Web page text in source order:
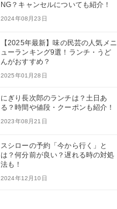
NG？キャンセルについても紹介！
2024年08月23日
【2025年最新】味の民芸の人気メニ
ューランキング9選！ランチ・うど
んがおすすめ？
2025年01月28日
にぎり長次郎のランチは？土日あ
る？時間や値段・クーポンも紹介！
2023年08月21日
スシローの予約「今から行く」と
は？何分前が良い？遅れる時の対処
法も！
2024年12月10日